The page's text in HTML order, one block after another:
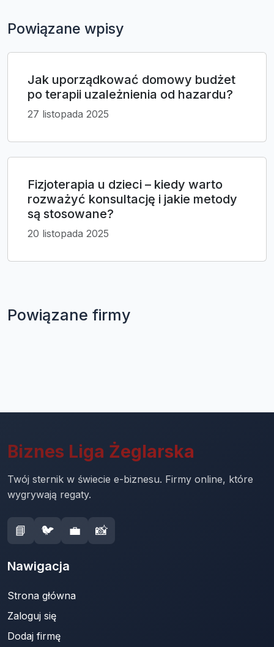
Powiązane wpisy
Jak uporządkować domowy budżet
po terapii uzależnienia od hazardu?
27 listopada 2025
Fizjoterapia u dzieci – kiedy warto
rozważyć konsultację i jakie metody
są stosowane?
20 listopada 2025
Powiązane firmy
Biznes Liga Żeglarska
Twój sternik w świecie e-biznesu. Firmy online, które
wygrywają regaty.
📘 🐦 💼 📸
Nawigacja
Strona główna
Zaloguj się
Dodaj firmę